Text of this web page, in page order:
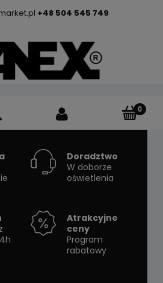
+48 504 545 749
Doradztwo
W doborze
oświetlenia
Atrakcyjne
ceny
Program
rabatowy